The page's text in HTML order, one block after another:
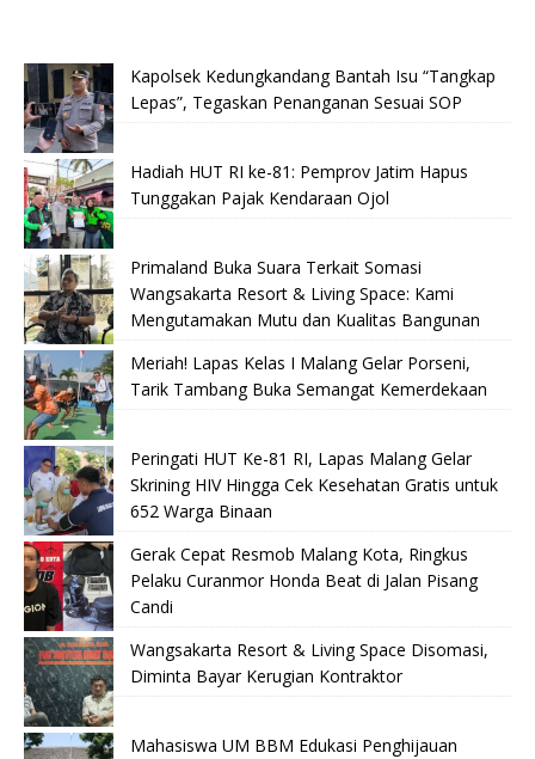
Kapolsek Kedungkandang Bantah Isu “Tangkap
Lepas”, Tegaskan Penanganan Sesuai SOP
Hadiah HUT RI ke-81: Pemprov Jatim Hapus
Tunggakan Pajak Kendaraan Ojol
Primaland Buka Suara Terkait Somasi
Wangsakarta Resort & Living Space: Kami
Mengutamakan Mutu dan Kualitas Bangunan
Meriah! Lapas Kelas I Malang Gelar Porseni,
Tarik Tambang Buka Semangat Kemerdekaan
Peringati HUT Ke-81 RI, Lapas Malang Gelar
Skrining HIV Hingga Cek Kesehatan Gratis untuk
652 Warga Binaan
Gerak Cepat Resmob Malang Kota, Ringkus
Pelaku Curanmor Honda Beat di Jalan Pisang
Candi
Wangsakarta Resort & Living Space Disomasi,
Diminta Bayar Kerugian Kontraktor
Mahasiswa UM BBM Edukasi Penghijauan